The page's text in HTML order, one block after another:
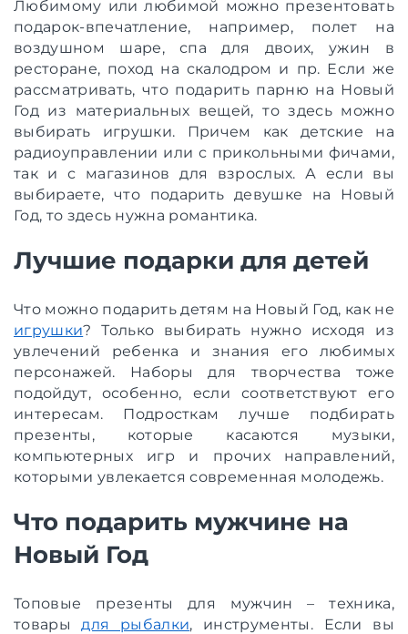
Любимому или любимой можно презентовать
подарок-впечатление, например, полет на
воздушном шаре, спа для двоих, ужин в
ресторане, поход на скалодром и пр. Если же
рассматривать, что подарить парню на Новый
Год из материальных вещей, то здесь можно
выбирать игрушки. Причем как детские на
радиоуправлении или с прикольными фичами,
так и с магазинов для взрослых. А если вы
выбираете, что подарить девушке на Новый
Год, то здесь нужна романтика.
Лучшие подарки для детей
Что можно подарить детям на Новый Год, как не
игрушки? Только выбирать нужно исходя из
увлечений ребенка и знания его любимых
персонажей. Наборы для творчества тоже
подойдут, особенно, если соответствуют его
интересам. Подросткам лучше подбирать
презенты, которые касаются музыки,
компьютерных игр и прочих направлений,
которыми увлекается современная молодежь.
Что подарить мужчине на
Новый Год
Топовые презенты для мужчин – техника,
товарыдля рыбалки, инструменты. Если вы